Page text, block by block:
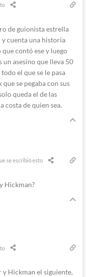
de guionista estrella
cuenta una historia
contó ese y luego
un asesino que lleva 50
el que se le pasa
se pegaba con sus
queda el de las
costa de quien sea.
se escribió esto
Hickman?
Hickman el siguiente,